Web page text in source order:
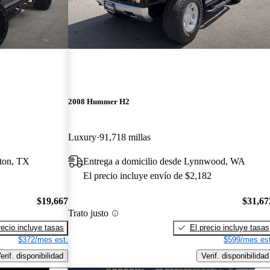
TX
$19,667
incluye tasas
$372/mes est.
disponibilidad
2008 Hummer H2
Luxury 91,718 millas
Entrega a domicilio desde Lynnwood, WA
El precio incluye envío de $2,182
Trato justo
El precio incluye tasas
$599/mes
Verif. disponibilidad